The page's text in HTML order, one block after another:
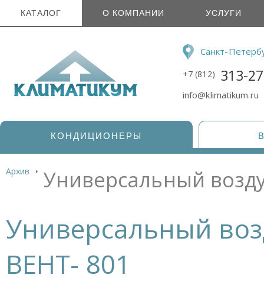
КАТАЛОГ О КОМПАНИИ УСЛУГИ
Санкт-
+7 (812) 313-
info@klimatikum.ru
КОНДИЦИОНЕРЫ
Архив Универсальный
Универсальный
ВЕНТ- 801